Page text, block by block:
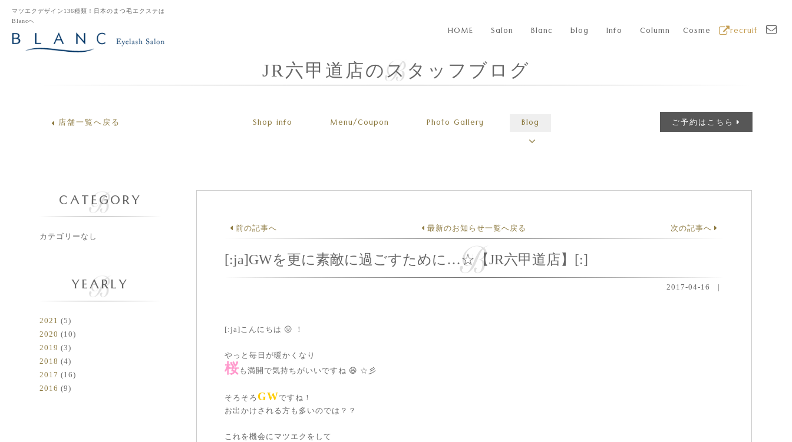
マツエクデザイン136種類！日本のまつ毛エクステは
Blancへ
HOME Salon Blanc blog Info Column Cosme recruit
JR六甲道店のスタッフブログ
ご予約はこちら
店舗一覧へ戻る Shop info Menu/Coupon Photo Gallery Blog
CATEGORY
カテゴリーなし
YEARLY
2021 (5)
2020 (10)
2019 (3)
2018 (4)
2017 (16)
2016 (9)
前の記事へ 最新のお知らせ一覧へ戻る 次の記事へ
[:ja]GWを更に素敵に過ごすために…☆【JR六甲道店】[:]
2017-04-16 |
[:ja]こんにちは 😛 ！
やっと毎日が暖かくなり
桜 も満開で気持ちがいいですね 😆 ☆彡
そろそろ GWですね！
お出かけされる方も多いのでは？？
これを機会にマツエクをして